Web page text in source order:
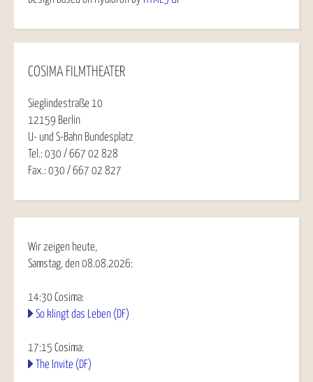
COSIMA FILMTHEATER
Sieglindestraße 10
12159 Berlin
U- und S-Bahn Bundesplatz
Tel.: 030 / 667 02 828
Fax.: 030 / 667 02 827
Wir zeigen heute,
Samstag, den 08.08.2026:
14:30 Cosima:
So klingt das Leben (DF)
17:15 Cosima:
The Invite (DF)